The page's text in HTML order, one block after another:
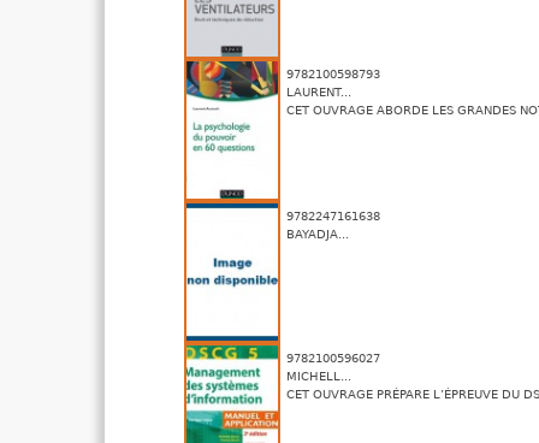
9782100598793
LAURENT...
CET OUVRAGE ABORDE LES GRANDES
9782247161638
BAYADJA...
9782100596027
MICHELL...
CET OUVRAGE PRÉPARE L’ÉPREUVE DU